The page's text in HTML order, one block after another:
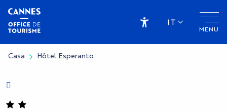
Aller
contenu
principal
MENU
Accessibilité
IT
Casa Hôtel Esperanto
Charte Bienvenue à Cannes